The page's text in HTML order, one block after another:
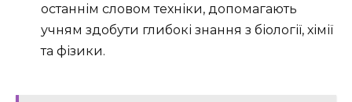
останнім словом техніки, допомагають
учням здобути глибокі знання з біології, хімії
та фізики.